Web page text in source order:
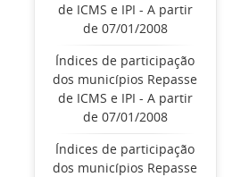
de ICMS e IPI - A partir
de 07/01/2008
Índices de participação
dos municípios Repasse
de ICMS e IPI - A partir
de 07/01/2008
Índices de participação
dos municípios Repasse